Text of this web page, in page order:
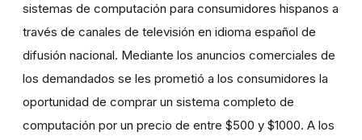
sistemas de computación para consumidores hispanos a
través de canales de televisión en idioma español de
difusión nacional. Mediante los anuncios comerciales de
los demandados se les prometió a los consumidores la
oportunidad de comprar un sistema completo de
computación por un precio de entre $500 y $1000. A los